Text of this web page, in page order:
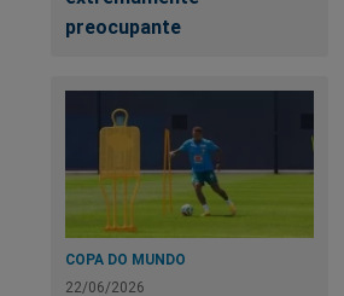
preocupante
COPA DO MUNDO
22/06/2026